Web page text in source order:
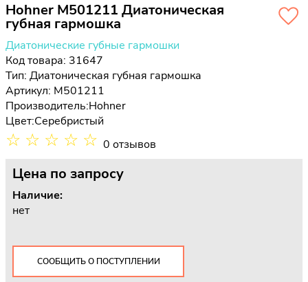
Hohner M501211 Диатоническая
губная гармошка
Диатонические губные гармошки
Код товара: 31647
Тип: Диатоническая губная гармошка
Артикул: M501211
Производитель:Hohner
Цвет:Серебристый
☆ ☆ ☆ ☆ ☆ 0 отзывов
Цена по запросу
Наличие:
нет
СООБЩИТЬ О ПОСТУПЛЕНИИ